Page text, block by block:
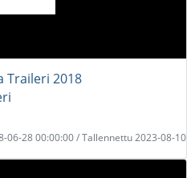
Traileri 2018
06-28 00:00:00 / Tallennettu 2023-08-10